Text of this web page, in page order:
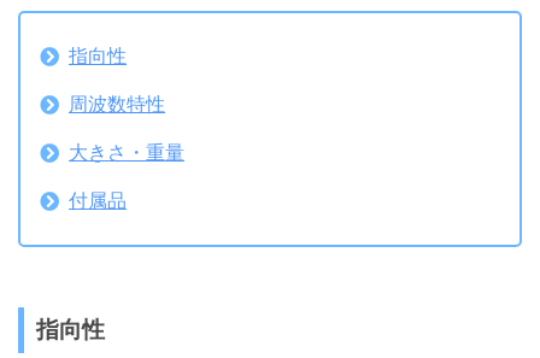
指向性
周波数特性
大きさ・重量
付属品
指向性